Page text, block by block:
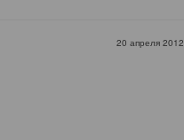
20 апреля 2012